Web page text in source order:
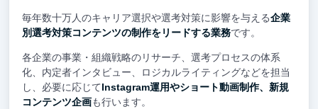
毎年数十万人のキャリア選択や選考対策に影響を与える企業
別選考対策コンテンツの制作をリードする業務です。
各企業の事業・組織戦略のリサーチ、選考プロセスの体系
化、内定者インタビュー、ロジカルライティングなどを担当
し、必要に応じてInstagram運用やショート動画制作、新規
コンテンツ企画も行います。